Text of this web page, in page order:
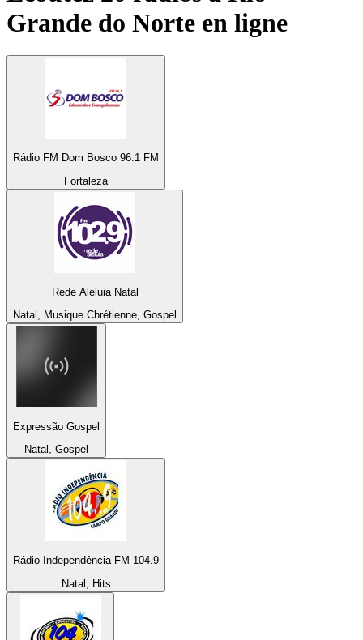
Grande do Norte en ligne
Rádio FM Dom Bosco 96.1 FM
Fortaleza
Rede Aleluia Natal
Natal, Musique Chrétienne, Gospel
Expressão Gospel
Natal, Gospel
Rádio Independência FM 104.9
Natal, Hits